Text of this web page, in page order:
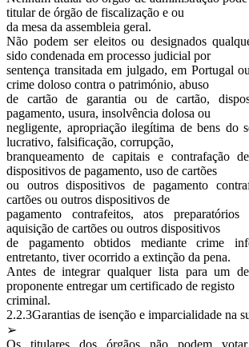
titular de órgão de fiscalização e ou
da mesa da assembleia geral.
Não podem ser eleitos ou designados
sido condenada em processo judicial por
sentença transitada em julgado, em Portugal
crime doloso contra o património, abuso
de cartão de garantia ou de cartão,
pagamento, usura, insolvência dolosa ou
negligente, apropriação ilegítima de bens do
lucrativo, falsificação, corrupção,
branqueamento de capitais e contrafação
dispositivos de pagamento, uso de cartões
ou outros dispositivos de pagamento
cartões ou outros dispositivos de
pagamento contrafeitos, atos
aquisição de cartões ou outros dispositivos
de pagamento obtidos mediante crime
entretanto, tiver ocorrido a extinção da pena.
Antes de integrar qualquer lista para um
proponente entregar um certificado de registo
criminal.
2.2.3Garantias de isenção e imparcialidade na
➢
Os titulares dos órgãos não podem